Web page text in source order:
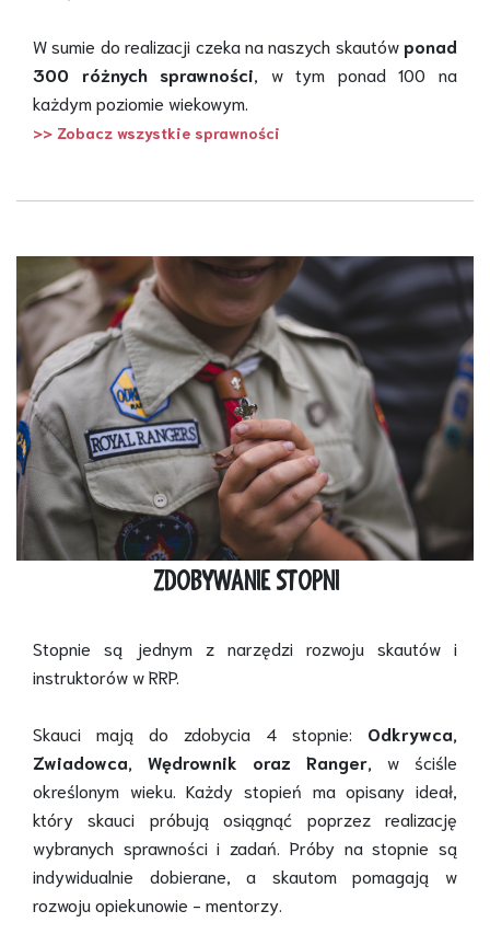
W sumie do realizacji czeka na naszych skautówponad
300 różnych sprawności , w tym ponad 100 na
każdym poziomie wiekowym.
>> Zobacz wszystkie sprawności
ZDOBYWANIE STOPNI
Stopnie są jednym z narzędzi rozwoju skautów i
instruktorów w RRP.
Skauci mają do zdobycia 4 stopnie: Odkrywca,
Zwiadowca, Wędrownik oraz Ranger, w ściśle
określonym wieku. Każdy stopień ma opisany ideał,
który skauci próbują osiągnąć poprzez realizację
wybranych sprawności i zadań. Próby na stopnie są
indywidualnie dobierane, a skautom pomagają w
rozwoju opiekunowie - mentorzy.